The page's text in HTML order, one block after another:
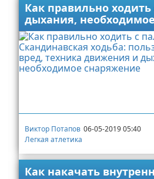
Как правильно
дыхания,
Виктор Потапов 06-05-2019 05:40
Легкая атлетика
Как накачать